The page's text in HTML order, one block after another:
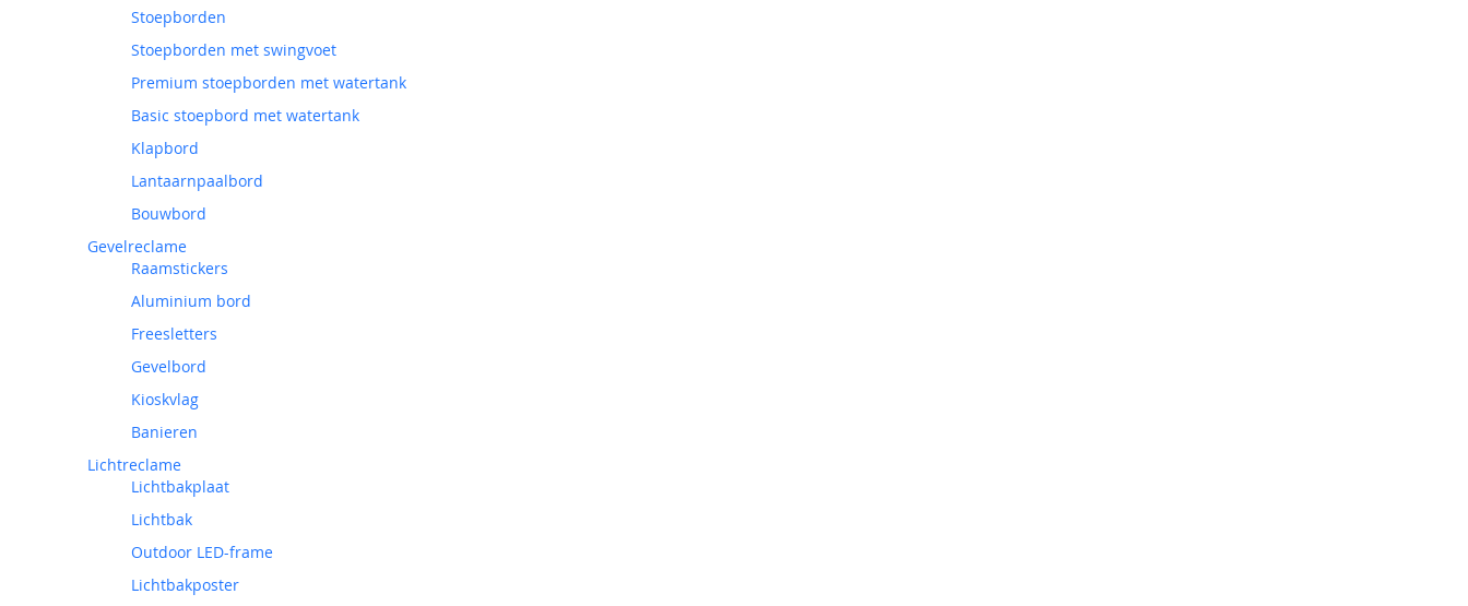
Stoepborden
Stoepborden met swingvoet
Premium stoepborden met watertank
Basic stoepbord met watertank
Klapbord
Lantaarnpaalbord
Bouwbord
Gevelreclame
Raamstickers
Aluminium bord
Freesletters
Gevelbord
Kioskvlag
Banieren
Lichtreclame
Lichtbakplaat
Lichtbak
Outdoor LED-frame
Lichtbakposter